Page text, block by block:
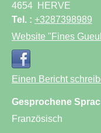
4654
HERVE
Tel. : +3287398989
Website "Fines
Einen Bericht
Gesprochene
Französisch